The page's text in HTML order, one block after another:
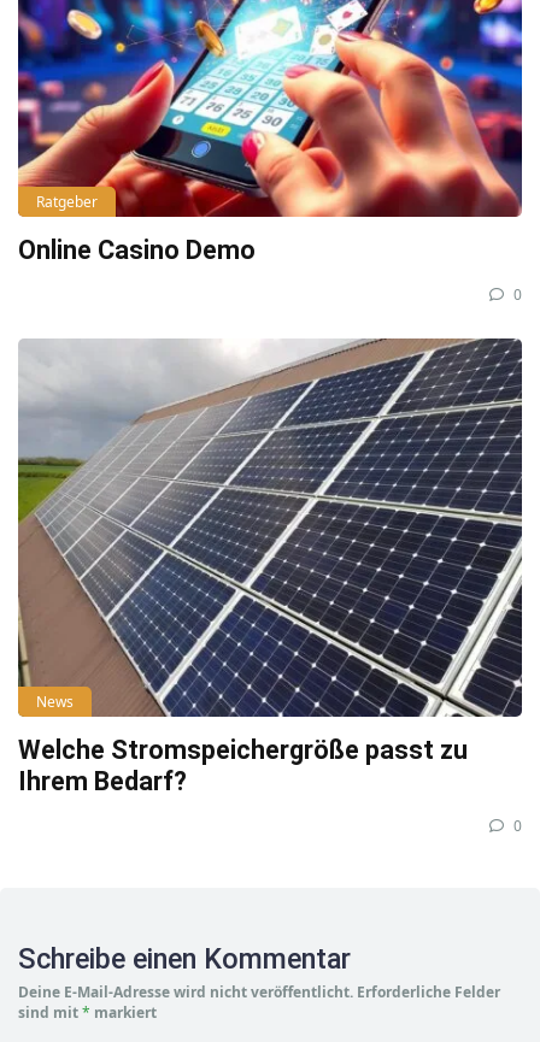
Ratgeber
Online Casino Demo
0
News
Welche Stromspeichergröße passt zu
Ihrem Bedarf?
0
Schreibe einen Kommentar
Deine E-Mail-Adresse wird nicht veröffentlicht. Erforderliche Felder
sind mit* markiert